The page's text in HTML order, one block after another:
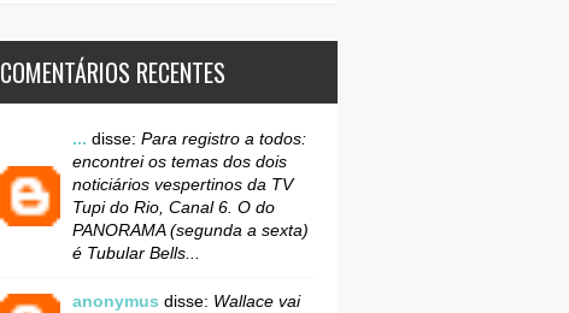
COMENTÁRIOS RECENTES
... disse: Para registro a todos:
encontrei os temas dos dois
noticiários vespertinos da TV
Tupi do Rio, Canal 6. O do
PANORAMA (segunda a sexta)
é Tubular Bells...
anonymus disse: Wallace vai